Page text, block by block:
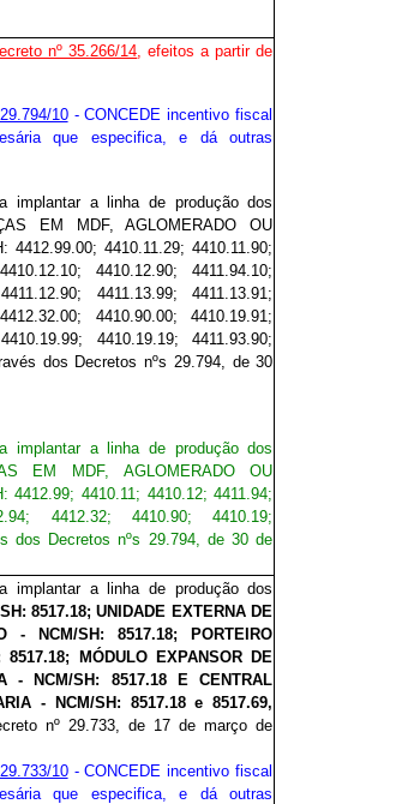
nº 35.266/14, efeitos a partir de
10- CONCEDE incentivo fiscal
que especifica, e dá outras
implantar a linha de produção dos
EM MDF, AGLOMERADO OU
4412.99.00; 4410.11.29; 4410.11.90;
4410.12.90; 4411.94.10;
4411.13.99; 4411.13.91;
4410.90.00; 4410.19.91;
4410.19.19; 4411.93.90;
dos Decretos nºs 29.794, de 30
implantar a linha de produção dos
EM MDF, AGLOMERADO OU
4412.99; 4410.11; 4410.12; 4411.94;
4412.32; 4410.90; 4410.19;
dos Decretos nºs 29.794, de 30 de
implantar a linha de produção dos
8517.18; UNIDADE EXTERNA DE
- NCM/SH: 8517.18; PORTEIRO
8517.18; MÓDULO EXPANSOR DE
- NCM/SH: 8517.18 E CENTRAL
- NCM/SH: 8517.18 e 8517.69,
nº 29.733, de 17 de março de
10- CONCEDE incentivo fiscal
que especifica, e dá outras